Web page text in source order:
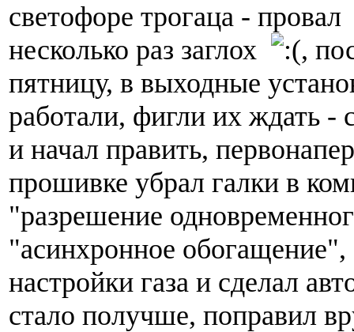
светофоре трогаца -
несколько раз заглох
,
пятницу, в выходные
работали, фигли их ждать
и начал править,
прошивке убрал галки в
"разрешение
"асинхронное обогащение",
настройки газа и сделал
стало получше, поправил